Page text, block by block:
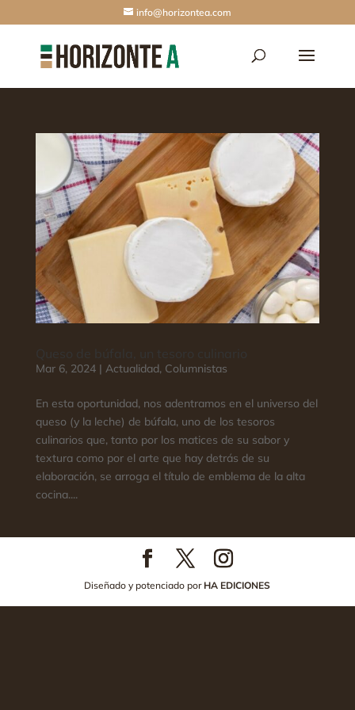
info@horizontea.com
Mar 6, 2024| Actualidad, Columnistas
En esta oportunidad, nos adentramos en el universo del
queso (y la leche) de búfala, uno de los tesoros
culinarios que, tanto por los matices de su sabor y
textura como por el arte que hay detrás de su
elaboración, se arroga el título de emblema de la alta
cocina....
Diseñado y potenciado por HA EDICIONES